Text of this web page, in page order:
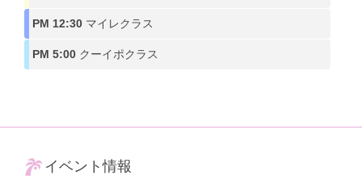
PM 12:30 マイレクラス
PM 5:00 クーイポクラス
イベント情報